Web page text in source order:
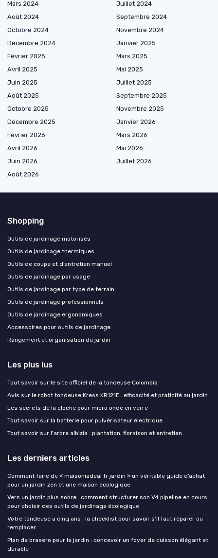
Mars 2024
Juillet 2024
Août 2024
Septembre 2024
Octobre 2024
Novembre 2024
Décembre 2024
Janvier 2025
Février 2025
Mars 2025
Avril 2025
Mai 2025
Juin 2025
Juillet 2025
Août 2025
Septembre 2025
Octobre 2025
Novembre 2025
Décembre 2025
Janvier 2026
Février 2026
Mars 2026
Avril 2026
Mai 2026
Juin 2026
Juillet 2026
Août 2026
Shopping
Outils de jardinage motorisés
Outils de jardinage thermiques
Outils de coupe et d’entretien manuel
Outils de jardinage par usage
Outils de jardinage par type de terrain
Outils de jardinage professionnels
Outils de jardinage ergonomiques
Accessoires pour outils de jardinage
Rangement et organisation du jardin
Les plus lus
Tout savoir sur le site officiel de la tondeuse Colombia
Avis sur le robot tondeuse Kress KR121E : efficacité et praticité au jardin
Les secrets de la cloche pour micro onde en verre
Tout savoir sur la batterie pour pulvérisateur électrique
Tout savoir sur l'arbre albizia : plantation, floraison et entretien
Les derniers articles
Comment faire de « maisoniadeal fr jardin » un véritable guide d’achat
pour un jardin zen et une maison écologique
Vers un jardin plus sobre : comment structurer son V4 pipeline en cours
pour choisir des outils de jardinage écologique
Votre tondeuse a cinq ans : la checklist pour savoir s'il faut réparer ou
remplacer
Plan de brasero pour le jardin : concevoir un foyer de cuisson élégant et
durable